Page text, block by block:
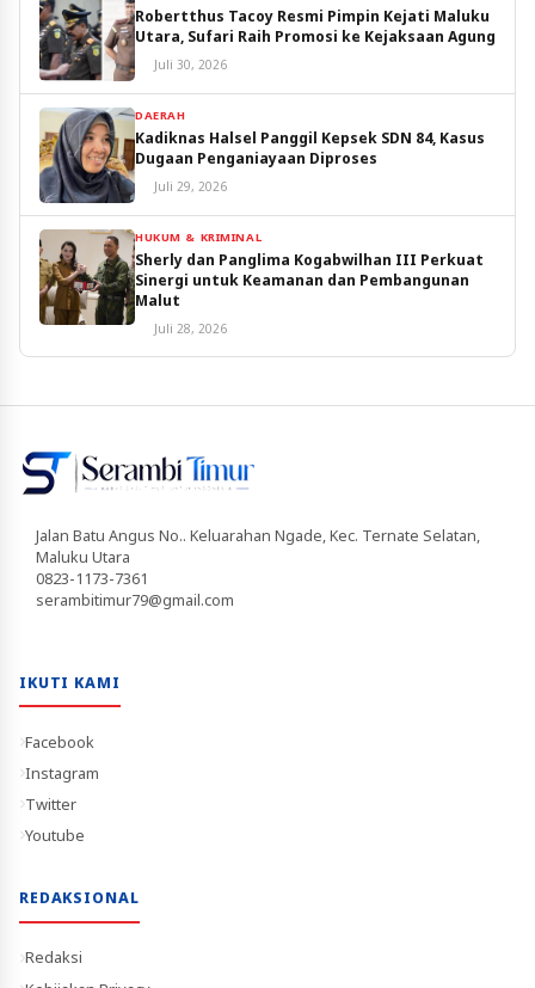
Robertthus Tacoy Resmi Pimpin Kejati Maluku
Utara, Sufari Raih Promosi ke Kejaksaan Agung
Juli 30, 2026
DAERAH
Kadiknas Halsel Panggil Kepsek SDN 84, Kasus
Dugaan Penganiayaan Diproses
Juli 29, 2026
HUKUM & KRIMINAL
Sherly dan Panglima Kogabwilhan III Perkuat
Sinergi untuk Keamanan dan Pembangunan
Malut
Juli 28, 2026
Jalan Batu Angus No.. Keluarahan Ngade, Kec. Ternate Selatan,
Maluku Utara
0823-1173-7361
serambitimur79@gmail.com
IKUTI KAMI
Facebook
Instagram
Twitter
Youtube
REDAKSIONAL
Redaksi